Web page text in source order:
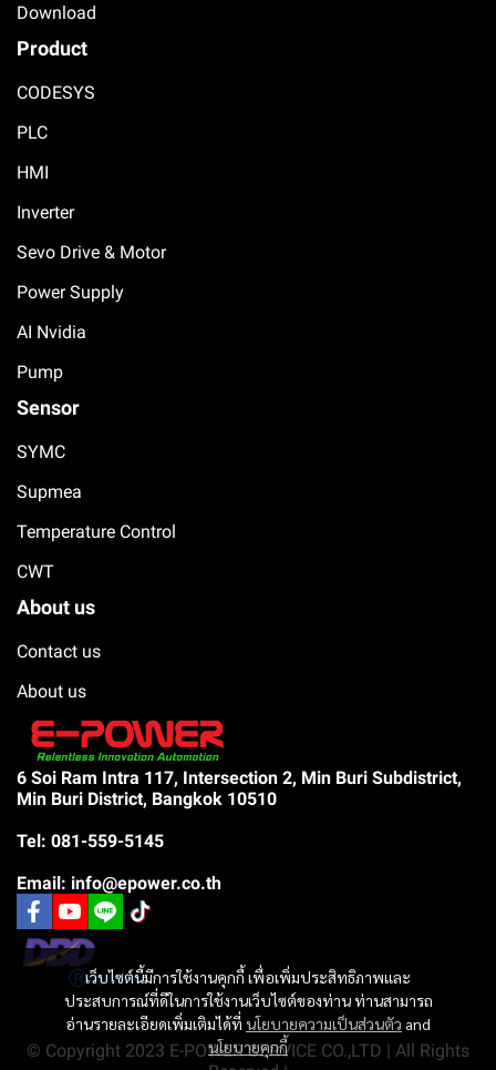
เว็บไซต์นี้มีการใช้งานคุกกี้ เพื่อเพิ่มประสิทธิภาพและ
ประสบการณ์ที่ดีในการใช้งานเว็บไซต์ของท่าน ท่านสามารถ
อ่านรายละเอียดเพิ่มเติมได้ที่ นโยบายความเป็นส่วนตัว and
นโยบายคุกกี้
Download
Product
CODESYS
PLC
HMI
Inverter
Sevo Drive & Motor
Power Supply
AI Nvidia
Pump
Sensor
SYMC
Supmea
Temperature Control
CWT
About us
Contact us
About us
6 Soi Ram Intra 117, Intersection 2, Min Buri Subdistrict,
Min Buri District, Bangkok 10510
Tel: 081-559-5145
Email: info@epower.co.th
© Copyright 2023 E-POWER SERVICE CO.,LTD | All Rights